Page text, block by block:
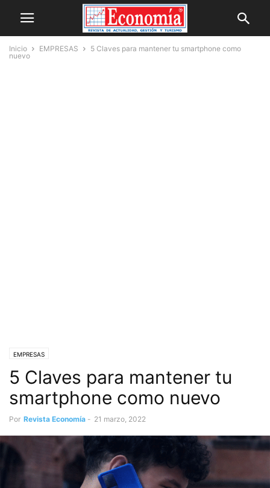
Inicio EMPRESAS
5 Claves para mantener tu smartphone como
nuevo
EMPRESAS
5 Claves para mantener tu
smartphone como nuevo
Por Revista Economía - 21 marzo, 2022